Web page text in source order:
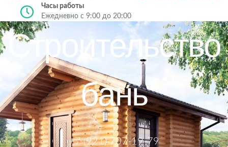
Часы работы
Ежедневно с 9:00 до 20:00
Строительство
бань
+7 (921) 707-19-79